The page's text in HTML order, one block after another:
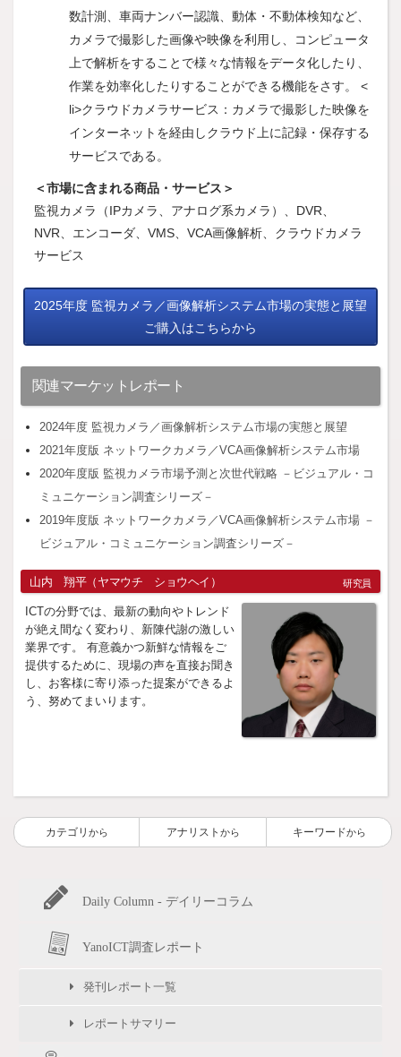
数計測、車両ナンバー認識、動体・不動体検知など、
カメラで撮影した画像や映像を利用し、コンピュータ
上で解析をすることで様々な情報をデータ化したり、
作業を効率化したりすることができる機能をさす。 <
li>クラウドカメラサービス：カメラで撮影した映像を
インターネットを経由しクラウド上に記録・保存する
サービスである。
＜市場に含まれる商品・サービス＞
監視カメラ（IPカメラ、アナログ系カメラ）、DVR、
NVR、エンコーダ、VMS、VCA画像解析、クラウドカメラ
サービス
2025年度 監視カメラ／画像解析システム市場の実態と展望
ご購入はこちらから
関連マーケットレポート
2024年度 監視カメラ／画像解析システム市場の実態と展望
2021年度版 ネットワークカメラ／VCA画像解析システム市場
2020年度版 監視カメラ市場予測と次世代戦略 －ビジュアル・コ
ミュニケーション調査シリーズ－
2019年度版 ネットワークカメラ／VCA画像解析システム市場 －
ビジュアル・コミュニケーション調査シリーズ－
山内 翔平（ヤマウチ ショウヘイ） 研究員
ICTの分野では、最新の動向やトレンド
が絶え間なく変わり、新陳代謝の激しい
業界です。 有意義かつ新鮮な情報をご
提供するために、現場の声を直接お聞き
し、お客様に寄り添った提案ができるよ
う、努めてまいります。
カテゴリ から アナリスト から キーワードから
Daily Column - デイリーコラム
YanoICT調査レポート
発刊レポート一覧
レポートサマリー